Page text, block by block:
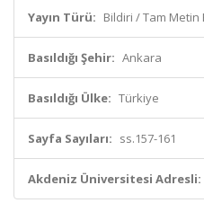
Yayın Türü: Bildiri / Tam Metin
Basıldığı Şehir: Ankara
Basıldığı Ülke: Türkiye
Sayfa Sayıları: ss.157-161
Akdeniz Üniversitesi Adresli: